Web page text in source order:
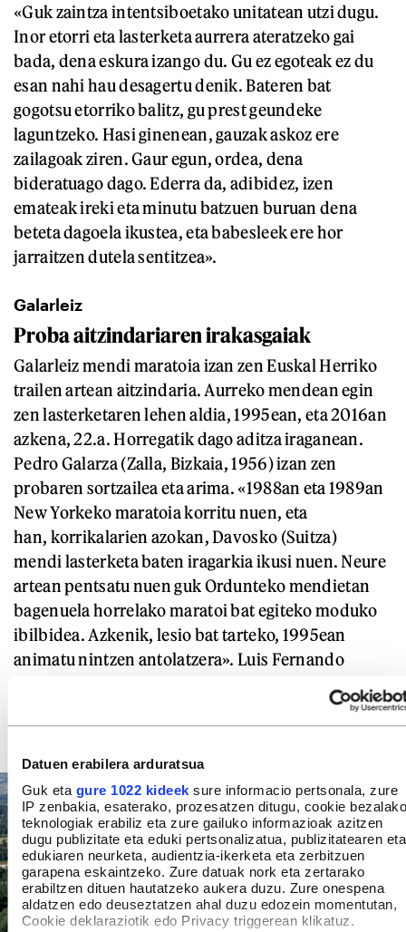
Datuen erabilera arduratsua
Guk eta gure 1022 kideek sure informacio pertsonala, zure
IP zenbakia, esaterako, prozesatzen ditugu, cookie bezalako
teknologiak erabiliz eta zure gailuko informazioak azitzen
dugu publizitate eta eduki pertsonalizatua, publizitatearen eta
edukiaren neurketa, audientzia-ikerketa eta zerbitzuen
garapena eskaintzeko. Zure datuak nork eta zertarako
erabiltzen dituen hautatzeko aukera duzu. Zure onespena
aldatzen edo deuseztatzen ahal duzu edozein momentutan,
Cookie deklaraziotik edo Privacy triggerean klikatuz.
«Guk zaintza intentsiboetako unitatean utzi dugu.
Inor etorri eta lasterketa aurrera ateratzeko gai
bada, dena eskura izango du. Gu ez egoteak ez du
esan nahi hau desagertu denik. Bateren bat
gogotsu etorriko balitz, gu prest geundeke
laguntzeko. Hasi ginenean, gauzak askoz ere
zailagoak ziren. Gaur egun, ordea, dena
bideratuago dago. Ederra da, adibidez, izen
emateak ireki eta minutu batzuen buruan dena
beteta dagoela ikustea, eta babesleek ere hor
jarraitzen dutela sentitzea».
Galarleiz
Proba aitzindariaren irakasgaiak
Galarleiz mendi maratoia izan zen Euskal Herriko
trailen artean aitzindaria. Aurreko mendean egin
zen lasterketaren lehen aldia, 1995ean, eta 2016an
azkena, 22.a. Horregatik dago aditza iraganean.
Pedro Galarza (Zalla, Bizkaia, 1956) izan zen
probaren sortzailea eta arima. «1988an eta 1989an
New Yorkeko maratoia korritu nuen, eta
han, korrikalarien azokan, Davosko (Suitza)
mendi lasterketa baten iragarkia ikusi nuen. Neure
artean pentsatu nuen guk Ordunteko mendietan
bagenuela horrelako maratoi bat egiteko moduko
ibilbidea. Azkenik, lesio bat tarteko, 1995ean
animatu nintzen antolatzera». Luis Fernando
zuten aurreneko hura. Hortik Galarleiz, bien
abizenen uztarketatik.